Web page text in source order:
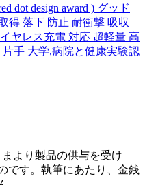
dot design award ) グッド
得 落下 防止 耐衝撃 吸収
ヤレス充電 対応 超軽量 高
手 大学,病院と健康実験認
より製品の供与を受け
です。執筆にあたり、金銭